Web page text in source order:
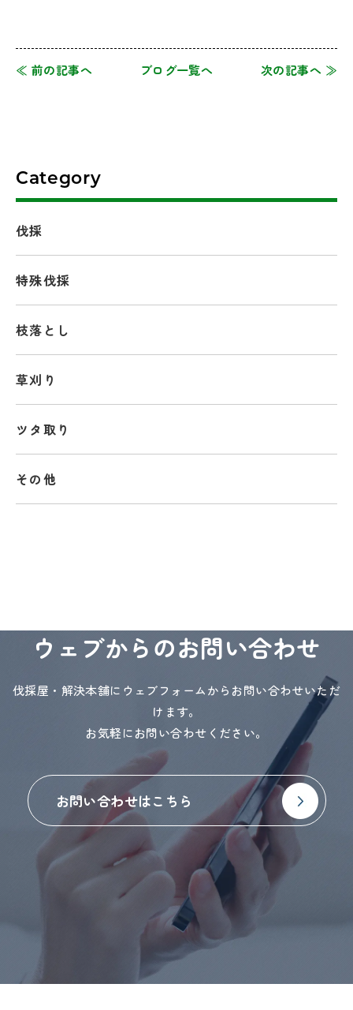
≪ 前の記事へ ブログ一覧へ 次の記事へ ≫
Category
伐採
特殊伐採
枝落とし
草刈り
ツタ取り
その他
ウェブからのお問い合わせ
伐採屋・解決本舗にウェブフォームからお問い合わせいただ
けます。
お気軽にお問い合わせください。
お問い合わせはこちら